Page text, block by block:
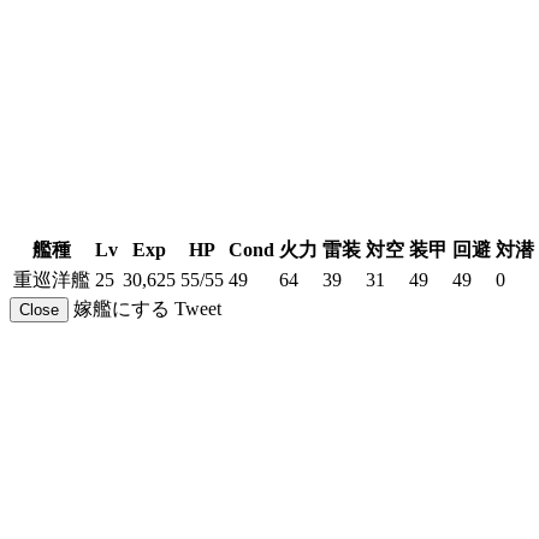
艦種 Lv Exp HP Cond 火力 雷装 対空 装甲 回避 対潜
重巡洋艦 25 30,625 55/55 49 64 39 31 49 49 0
Close 嫁艦にする Tweet